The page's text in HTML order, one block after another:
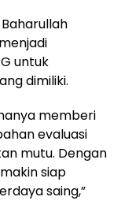
untuk
dimiliki.
memberi
evaluasi
mutu. Dengan
siap
saing,”